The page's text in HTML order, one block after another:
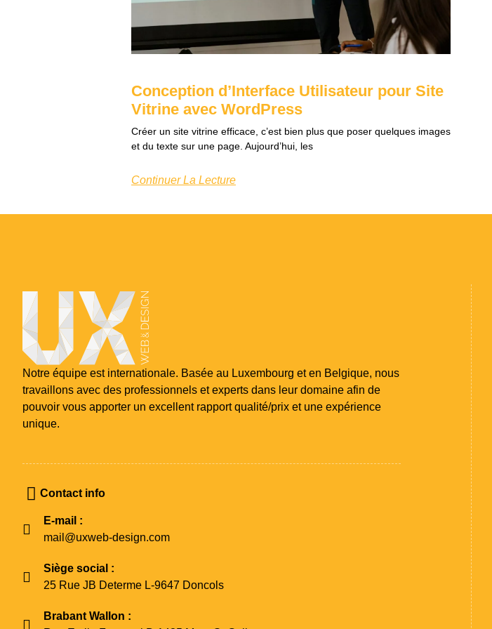
Conception d’Interface Utilisateur pour Site
Vitrine avec WordPress
Créer un site vitrine efficace, c’est bien plus que poser quelques images
et du texte sur une page. Aujourd’hui, les
Continuer La Lecture
Notre équipe est internationale. Basée au Luxembourg et en Belgique, nous
travaillons avec des professionnels et experts dans leur domaine afin de
pouvoir vous apporter un excellent rapport qualité/prix et une expérience
unique.
Contact info
E-mail :
mail@uxweb-design.com
Siège social :
25 Rue JB Determe L-9647 Doncols
Brabant Wallon :